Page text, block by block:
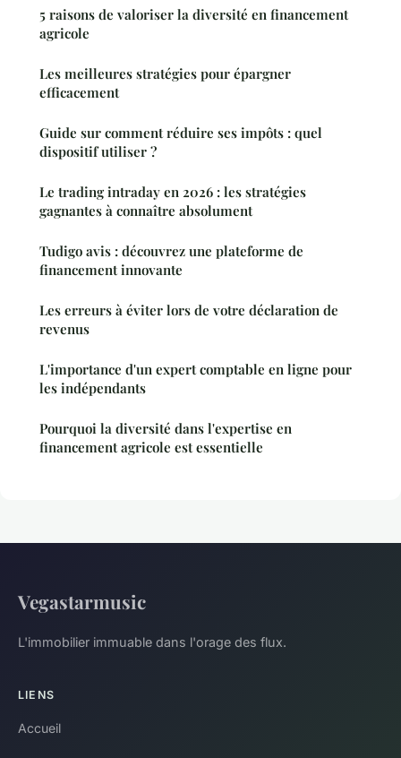
5 raisons de valoriser la diversité en financement
agricole
Les meilleures stratégies pour épargner
efficacement
Guide sur comment réduire ses impôts : quel
dispositif utiliser ?
Le trading intraday en 2026 : les stratégies
gagnantes à connaître absolument
Tudigo avis : découvrez une plateforme de
financement innovante
Les erreurs à éviter lors de votre déclaration de
revenus
L'importance d'un expert comptable en ligne pour
les indépendants
Pourquoi la diversité dans l'expertise en
financement agricole est essentielle
Vegastarmusic
L'immobilier immuable dans l'orage des flux.
LIENS
Accueil